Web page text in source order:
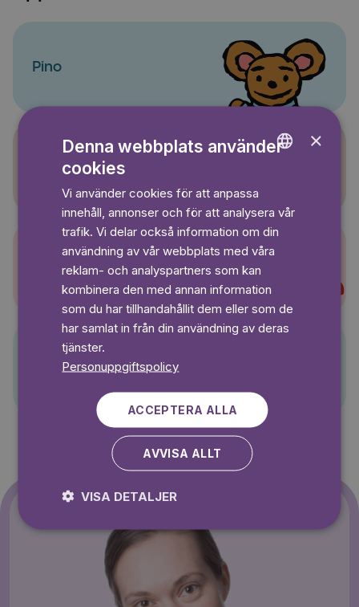
Pino
Sagasagor
Super-Charlie
Pelle Svanslös
×
Denna webbplats använder
cookies
Vi använder cookies för att anpassa
innehåll, annonser och för att analysera vår
trafik. Vi delar också information om din
användning av vår webbplats med våra
reklam- och analyspartners som kan
kombinera den med annan information
som du har tillhandahållit dem eller som de
har samlat in från din användning av deras
tjänster.
Personuppgiftspolicy
ACCEPTERA ALLA
AVVISA ALLT
VISA DETALJER